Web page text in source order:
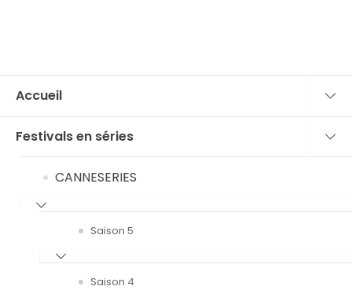
Accueil
Festivals en séries
CANNESERIES
Saison 5
Saison 4